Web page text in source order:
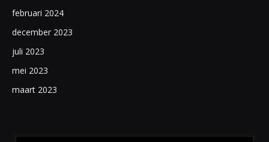
februari 2024
december 2023
juli 2023
mei 2023
maart 2023